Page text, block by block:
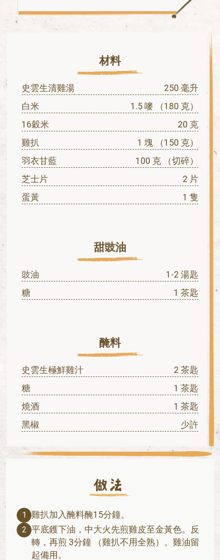
材料
史雲生清雞湯
250 毫升
白米
1.5 嘜 （180 克）
16穀米
20 克
雞扒
1 塊 （150 克）
羽衣甘藍
100 克 （切碎）
芝士片
2 片
蛋黃
1 隻
甜豉油
豉油
1-2 湯匙
糖
1 茶匙
醃料
史雲生極鮮雞汁
2 茶匙
糖
1 茶匙
燒酒
1 茶匙
黑椒
少許
1 雞扒加入醃料醃15分鐘。
2 平底鑊下油，中大火先煎雞皮至金黃色。反
轉，再煎 3分鐘 （雞扒不用全熟）。雞油留
起備用。